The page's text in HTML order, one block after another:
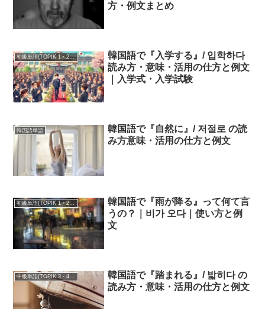
方・例文まとめ
初級単語(TOPIK 1・2級)
韓国語で『入学する』/ 입학하다
読み方・意味・活用の仕方と例文
｜入学式・入学試験
韓国語単語
韓国語で『自然に』/ 저절로 の読
み方意味・活用の仕方と例文
初級単語(TOPIK 1・2級)
韓国語で『雨が降る』って何て言
うの？｜비가 오다｜使い方と例
文
中級単語(TOPIK 3・4級)
韓国語で『踏まれる』/ 밟히다 の
読み方・意味・活用の仕方と例文